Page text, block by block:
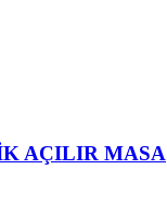
AÇILIR MASA